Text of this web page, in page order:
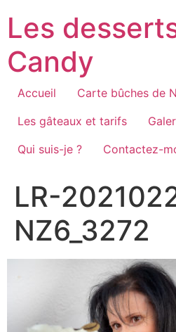
contenu
Les
Candy
Accueil
Carte bûches de
Les gâteaux et tarifs
Qui suis-je ?
Contactez-
LR-
NZ6_3272